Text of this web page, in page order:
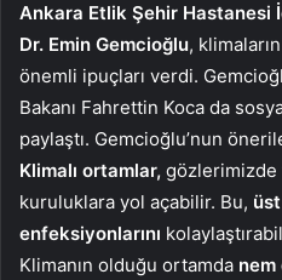
Ankara Etlik Şehir Hastanesi
Dr. Emin Gemcioğlu,
önemli ipuçları verdi.
Bakanı Fahrettin Koca da
paylaştı. Gemcioğlu’nun
Klimalı ortamlar, gözlerimizde
kuruluklara yol açabilir. Bu,
enfeksiyonlarını
Klimanın olduğu ortamda nem